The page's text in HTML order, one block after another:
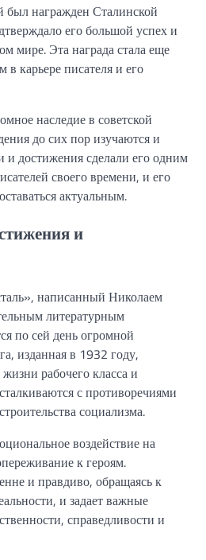
награжден Сталинской
его большой успех и
мире. Эта награда стала еще
карьере писателя и его
наследие в советской
до сих пор изучаются и
и достижения сделали его одним
своего времени, и его
актуальным.
и
написанный Николаем
литературным
по сей день огромной
изданная в 1932 году,
рабочего класса и
с противоречиями
социализма.
воздействие на
к героям.
и правдиво, обращаясь к
и задает важные
справедливости и